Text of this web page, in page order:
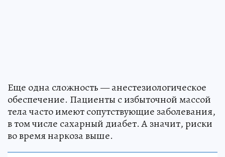
Еще одна сложность — анестезиологическое
обеспечение. Пациенты с избыточной массой
тела часто имеют сопутствующие заболевания,
в том числе сахарный диабет. А значит, риски
во время наркоза выше.